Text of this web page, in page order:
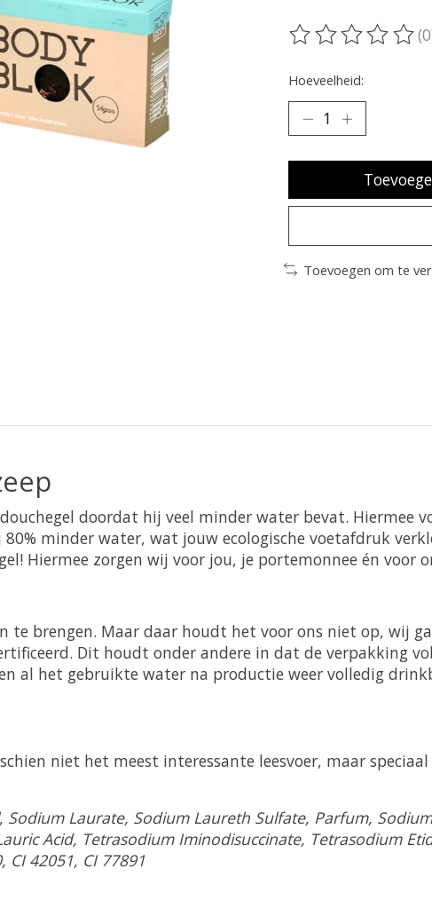
De beoordeling
Hoeveelheid:
Toevoegen om te
doordat hij veel minder water bevat. Hiermee
minder water, wat jouw ecologische voetafdruk
Hiermee zorgen wij voor jou, je portemonnee én voor
te brengen. Maar daar houdt het voor ons niet op, wij
Dit houdt onder andere in dat de verpakking
al het gebruikte water na productie weer volledig
niet het meest interessante leesvoer, maar
Laurate, Sodium Laureth Sulfate, Parfum,
Acid, Tetrasodium Iminodisuccinate, Tetrasodium
CI 42051, CI 77891